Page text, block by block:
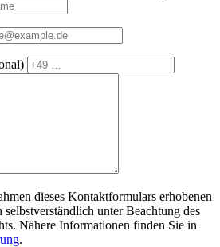
dieses Kontaktformulars erhobenen
selbstverständlich unter Beachtung des
Nähere Informationen finden Sie in
.